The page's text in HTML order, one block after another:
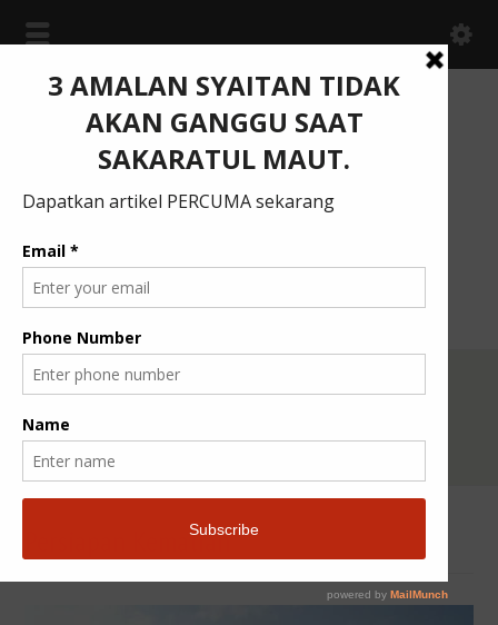
Menjana Insan Berilmu
Home Kuliah Tanyalah Ustaz Persiapan Kematian
Persiapan Kematian